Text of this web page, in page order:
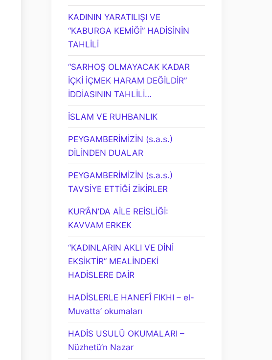
KADININ YARATILIŞI VE
“KABURGA KEMİĞİ” HADİSİNİN
TAHLİLİ
“SARHOŞ OLMAYACAK KADAR
İÇKİ İÇMEK HARAM DEĞİLDİR”
İDDİASININ TAHLİLİ…
İSLAM VE RUHBANLIK
PEYGAMBERİMİZİN (s.a.s.)
DİLİNDEN DUALAR
PEYGAMBERİMİZİN (s.a.s.)
TAVSİYE ETTİĞİ ZİKİRLER
KUR’ÂN’DA AİLE REİSLİĞİ:
KAVVAM ERKEK
“KADINLARIN AKLI VE DİNİ
EKSİKTİR” MEALİNDEKİ
HADİSLERE DAİR
HADİSLERLE HANEFÎ FIKHI – el-
Muvatta’ okumaları
HADİS USULÜ OKUMALARI –
Nüzhetü’n Nazar